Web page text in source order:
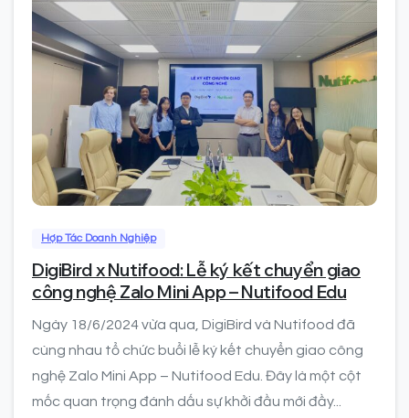
0
Hợp Tác Doanh Nghiệp
DigiBird x Nutifood: Lễ ký kết chuyển giao
công nghệ Zalo Mini App – Nutifood Edu
Ngày 18/6/2024 vừa qua, DigiBird và Nutifood đã
cùng nhau tổ chức buổi lễ ký kết chuyển giao công
nghệ Zalo Mini App – Nutifood Edu. Đây là một cột
mốc quan trọng đánh dấu sự khởi đầu mới đầy...